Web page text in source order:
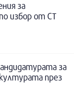
за
избор от СТ
за
през